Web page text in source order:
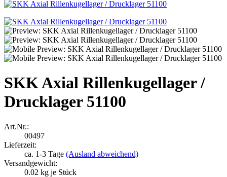
SKK Axial Rillenkugellager /
Drucklager 51100
Art.Nr.:
00497
Lieferzeit:
ca. 1-3 Tage (Ausland abweichend)
Versandgewicht:
0.02 kg je Stück